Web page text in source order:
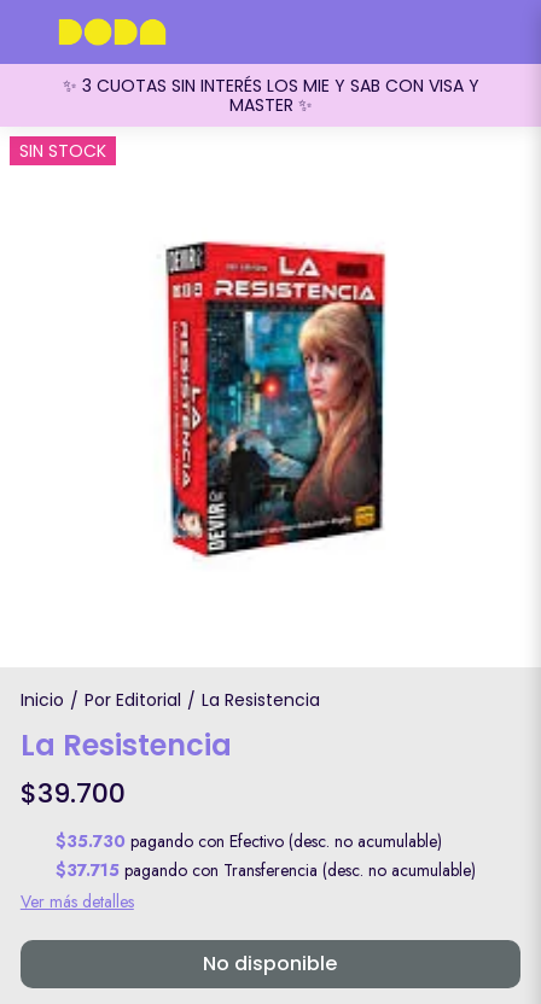
✨ 3 CUOTAS SIN INTERÉS LOS MIE Y SAB CON VISA Y
MASTER ✨
SIN STOCK
Inicio / Por Editorial / La Resistencia
La Resistencia
$39.700
$35.730 pagando con Efectivo (desc. no acumulable)
$37.715 pagando con Transferencia (desc. no acumulable)
Ver más detalles
No disponible